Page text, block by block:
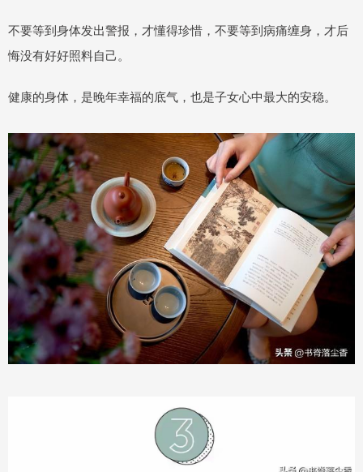
不要等到身体发出警报，才懂得珍惜，不要等到病痛缠身，才后
悔没有好好照料自己。
健康的身体，是晚年幸福的底气，也是子女心中最大的安稳。